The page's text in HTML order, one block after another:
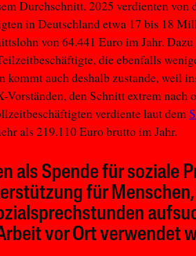
Durchschnitt. 2025 verdienten von
in Deutschland etwa 17 bis 18
von 64.441 Euro im Jahr.
die ebenfalls
auch deshalb zustande, weil
den Schnitt extrem nach
verdiente laut dem
als 219.110 Euro brutto im Jahr.
als Spende für soziale
für Menschen,
vor Ort verwendet